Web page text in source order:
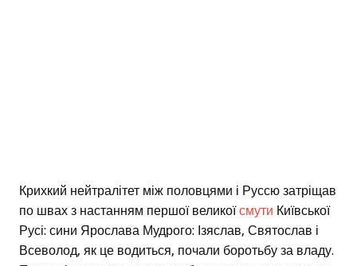
Крихкий нейтралітет між половцями і Руссю затріщав
по швах з настанням першої великоїсмути Київської
Русі: сини Ярослава Мудрого: Ізяслав, Святослав і
Всеволод, як це водиться, почали боротьбу за владу.